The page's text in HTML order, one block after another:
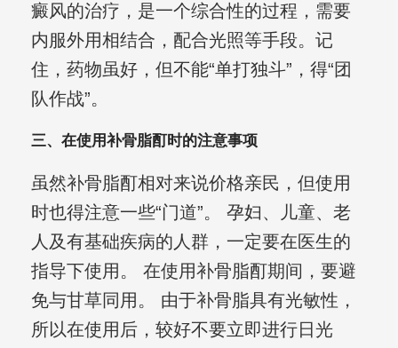
癜风的治疗，是一个综合性的过程，需要
内服外用相结合，配合光照等手段。记
住，药物虽好，但不能“单打独斗”，得“团
队作战”。
三、在使用补骨脂酊时的注意事项
虽然补骨脂酊相对来说价格亲民，但使用
时也得注意一些“门道”。 孕妇、儿童、老
人及有基础疾病的人群，一定要在医生的
指导下使用。 在使用补骨脂酊期间，要避
免与甘草同用。 由于补骨脂具有光敏性，
所以在使用后，较好不要立即进行日光